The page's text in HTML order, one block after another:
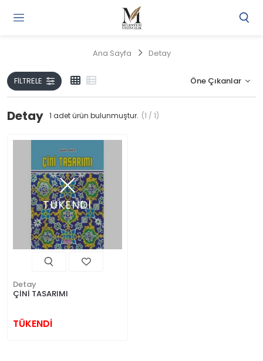
Ana Sayfa Detay
FILTRELE
Detay 1 adet ürün bulunmuştur. (1 / 1)
TÜKENDİ
Detay
ÇİNİ TASARIMI
TÜKENDİ